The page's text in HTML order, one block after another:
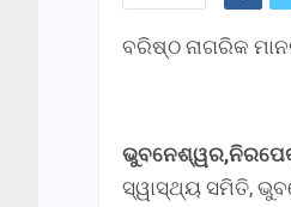
ବରିଷ୍ଠ ନାଗରିକ
ସ୍ୱାସ୍ଥ୍ୟ ସମିତି,